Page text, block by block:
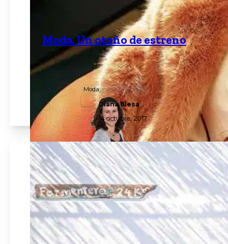
La diseñadora Virginia Vald posa en Dalt Vila con
de sus vestidos en blanco. FOTOS: Óscar Munar
Moda. Un otoño de estreno
Moda
Diana Blesa
14 octubre, 2017